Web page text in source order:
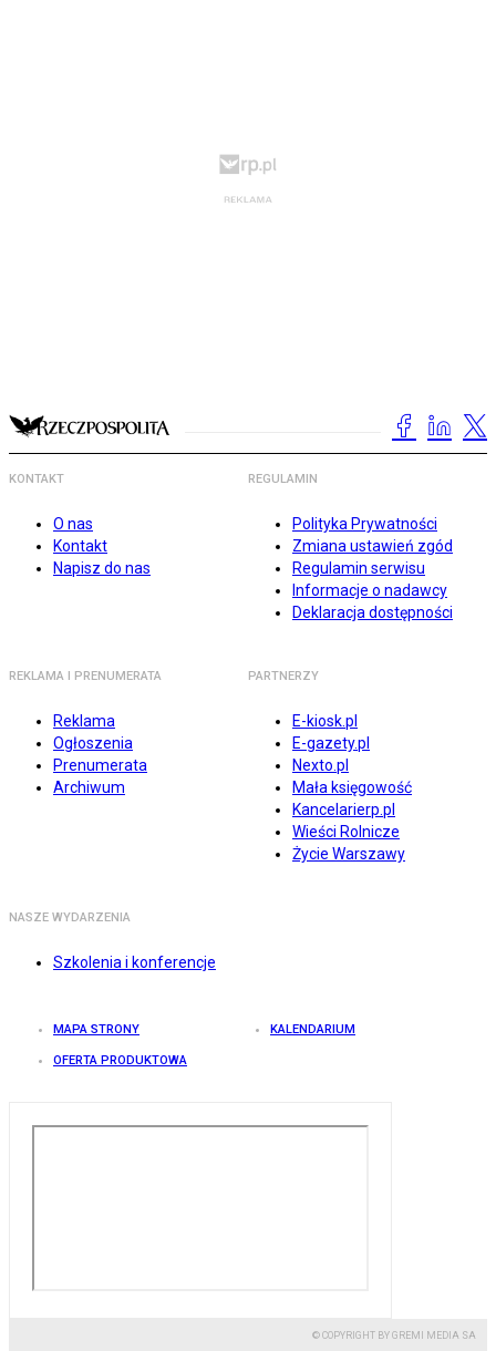
KONTAKT
O nas
Kontakt
Napisz do nas
REGULAMIN
Polityka Prywatności
Zmiana ustawień zgód
Regulamin serwisu
Informacje o nadawcy
Deklaracja dostępności
REKLAMA I PRENUMERATA
Reklama
Ogłoszenia
Prenumerata
Archiwum
PARTNERZY
E-kiosk.pl
E-gazety.pl
Nexto.pl
Mała księgowość
Kancelarierp.pl
Wieści Rolnicze
Życie Warszawy
NASZE WYDARZENIA
Szkolenia i konferencje
MAPA STRONY KALENDARIUM
OFERTA PRODUKTOWA
© COPYRIGHT BY GREMI MEDIA SA